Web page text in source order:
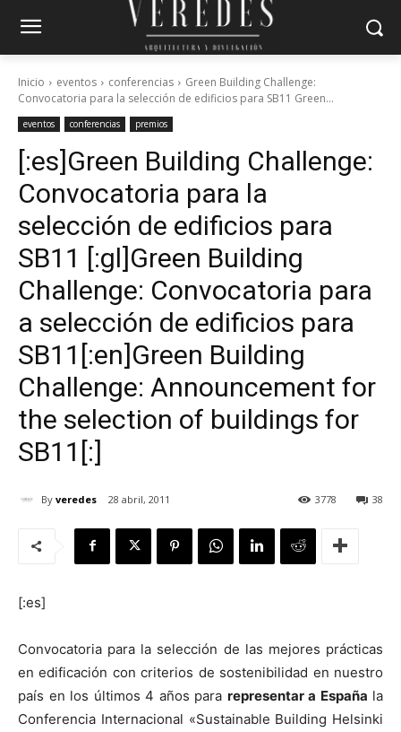
Inicio eventos conferencias
Green Building Challenge:
Convocatoria para la selección de edificios para SB11 Green...
eventos conferencias premios
[:es]Green Building Challenge:
Convocatoria para la
selección de edificios para
SB11 [:gl]Green Building
Challenge: Convocatoria para
a selección de edificios para
SB11[:en]Green Building
Challenge: Announcement for
the selection of buildings for
SB11[:]
By veredes 28 abril, 2011 38
3778
[:es]
Convocatoria para la selección de las mejores prácticas
en edificación con criterios de sostenibilidad en nuestro
país en los últimos 4 años para representar a España la
Conferencia Internacional «Sustainable Building Helsinki